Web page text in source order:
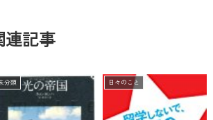
連記事
分類 日々のこと